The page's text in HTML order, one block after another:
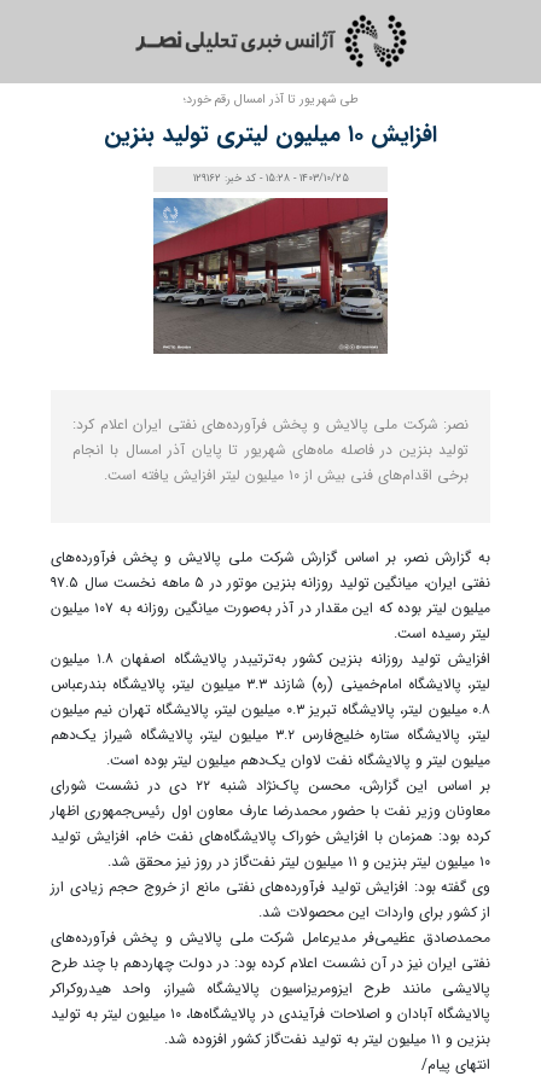
طی شهریور تا آذر امسال رقم خورد؛
افزایش ۱۰ میلیون لیتری تولید بنزین
1403/10/25 - 15:28 - کد خبر: 129162
نصر: شرکت ملی پالایش و پخش فرآورده‌های نفتی ایران اعلام کرد:
تولید بنزین در فاصله ماه‌های شهریور تا پایان آذر امسال با انجام
برخی اقدام‌های فنی بیش از ۱۰ میلیون لیتر افزایش یافته است.
به گزارش نصر، بر اساس گزارش شرکت ملی پالایش و پخش فرآورده‌های
نفتی ایران، میانگین تولید روزانه بنزین موتور در ۵ ماهه نخست سال ۹۷.۵
میلیون لیتر بوده که این مقدار در آذر به‌صورت میانگین روزانه به ۱۰۷ میلیون
لیتر رسیده است.
افزایش تولید روزانه بنزین کشور به‌ترتیبدر پالایشگاه اصفهان ۱.۸ میلیون
لیتر، پالایشگاه امام‌خمینی (ره) شازند ۳.۳ میلیون لیتر، پالایشگاه بندرعباس
۰.۸ میلیون لیتر، پالایشگاه تبریز ۰.۳ میلیون لیتر، پالایشگاه تهران نیم میلیون
لیتر، پالایشگاه ستاره خلیج‌فارس ۳.۲ میلیون لیتر، پالایشگاه شیراز یک‌دهم
میلیون لیتر و پالایشگاه نفت لاوان یک‌دهم میلیون لیتر بوده است.
بر اساس این گزارش، محسن پاک‌نژاد شنبه ۲۲ دی در نشست شورای
معاونان وزیر نفت با حضور محمدرضا عارف معاون اول رئیس‌جمهوری اظهار
کرده بود: همزمان با افزایش خوراک پالایشگاه‌های نفت خام، افزایش تولید
۱۰ میلیون لیتر بنزین و ۱۱ میلیون لیتر نفت‌گاز در روز نیز محقق شد.
وی گفته بود: افزایش تولید فرآورده‌های نفتی مانع از خروج حجم زیادی ارز
از کشور برای واردات این محصولات شد.
محمدصادق عظیمی‌فر مدیرعامل شرکت ملی پالایش و پخش فرآورده‌های
نفتی ایران نیز در آن نشست اعلام کرده بود: در دولت چهاردهم با چند طرح
پالایشی مانند طرح ایزومریزاسیون پالایشگاه شیراز، واحد هیدروکراکر
پالایشگاه آبادان و اصلاحات فرآیندی در پالایشگاه‌ها، ۱۰ میلیون لیتر به تولید
بنزین و ۱۱ میلیون لیتر به تولید نفت‌گاز کشور افزوده شد.
انتهای پیام/